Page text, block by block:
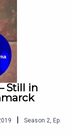
Still in
| Season 2, Ep.